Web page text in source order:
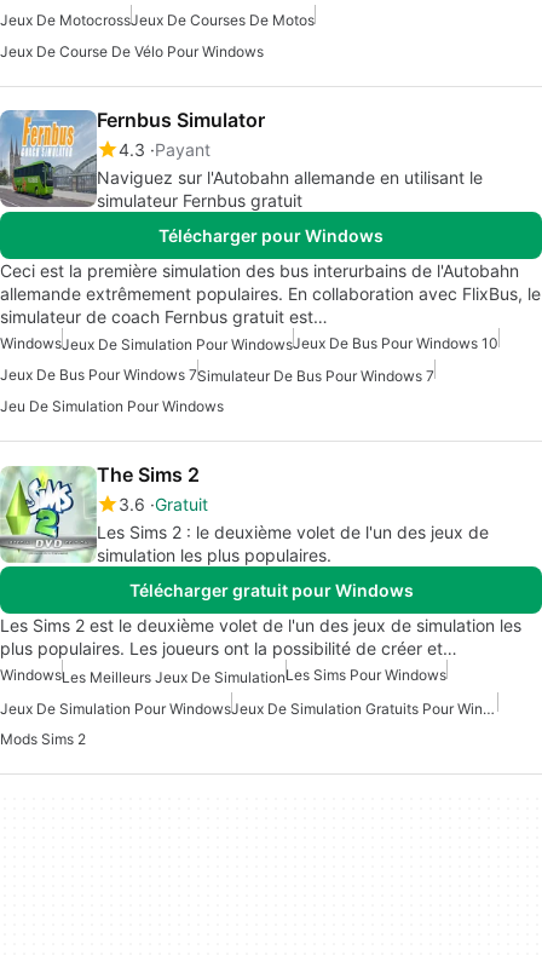
Jeux De MotocrossJeux De Courses De Motos
Jeux De Course De Vélo Pour Windows
Fernbus Simulator
4.3 Payant
Naviguez sur l'Autobahn allemande en utilisant le
simulateur Fernbus gratuit
Télécharger pour Windows
Ceci est la première simulation des bus interurbains de l'Autobahn
allemande extrêmement populaires. En collaboration avec FlixBus, le
simulateur de coach Fernbus gratuit est…
WindowsJeux De Simulation Pour WindowsJeux De Bus Pour Windows 10
Jeux De Bus Pour Windows 7Simulateur De Bus Pour Windows 7
Jeu De Simulation Pour Windows
The Sims 2
3.6 Gratuit
Les Sims 2 : le deuxième volet de l'un des jeux de
simulation les plus populaires.
Télécharger gratuit pour Windows
Les Sims 2 est le deuxième volet de l'un des jeux de simulation les
plus populaires. Les joueurs ont la possibilité de créer et…
WindowsLes Meilleurs Jeux De SimulationLes Sims Pour Windows
Jeux De Simulation Pour Windows
Jeux De Simulation Gratuits Pour Windows
Mods Sims 2